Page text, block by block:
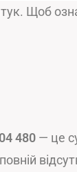
Щоб
480 — це